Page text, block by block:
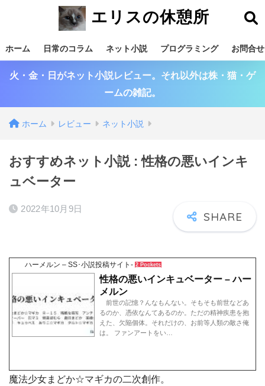
エリスの休憩所
ホーム 日常のコラム ネット小説 プログラミング お問合せ
火・金・日がネット小説レビュー。それ以外は株・猫・ゲ
ームの雑記。
ホーム レビュー ネット小説
おすすめネット小説 : 性格の悪いインキ
ュベーター
2022年10月9日
ハーメルン – SS･小説投稿サイト- 2 Pockets
性格の悪いインキュベーター – ハー
メルン
前世の記憶？んなもんない。そもそも前世などあ
るのか、憑依なんてあるのか。ただの精神疾患を抱
えた、欠陥個体。それだけの、お前等人類の敵さ俺
は。 ファンアートをい…
魔法少女まどか☆マギカの二次創作。